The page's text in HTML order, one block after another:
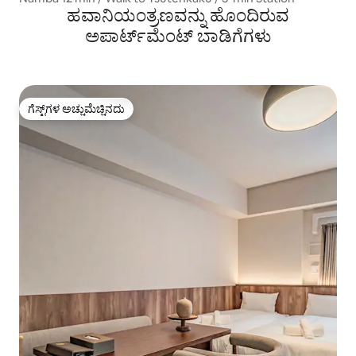
ಹವಾನಿಯಂತ್ರಣವನ್ನು ಹೊಂದಿರುವ
ಅಪಾರ್ಟ್‌ಮೆಂಟ್‌ ಬಾಡಿಗೆಗಳು
ಗೆಸ್ಟ್‌ಗಳ ಅಚ್ಚುಮೆಚ್ಚಿನದು
ಗೆಸ್ಟ್‌ಗಳ ಅಚ್ಚುಮೆಚ್ಚಿನದು